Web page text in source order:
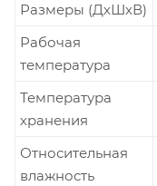
Размеры (ДхШхВ)
Рабочая
температура
Температура
хранения
Относительная
влажность